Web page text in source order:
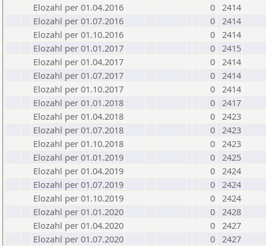
Elozahl per 01.04.2016
0 2414
Elozahl per 01.07.2016
0 2414
Elozahl per 01.10.2016
0 2414
Elozahl per 01.01.2017
0 2415
Elozahl per 01.04.2017
0 2414
Elozahl per 01.07.2017
0 2414
Elozahl per 01.10.2017
0 2414
Elozahl per 01.01.2018
0 2417
Elozahl per 01.04.2018
0 2423
Elozahl per 01.07.2018
0 2423
Elozahl per 01.10.2018
0 2423
Elozahl per 01.01.2019
0 2425
Elozahl per 01.04.2019
0 2424
Elozahl per 01.07.2019
0 2424
Elozahl per 01.10.2019
0 2424
Elozahl per 01.01.2020
0 2428
Elozahl per 01.04.2020
0 2427
Elozahl per 01.07.2020
0 2427